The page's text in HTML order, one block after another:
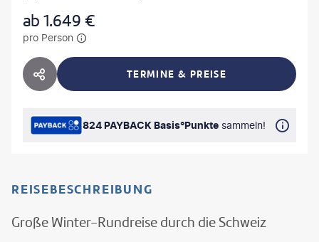
ab1.649 €
pro Person
HOTEL TEILEN TERMINE & PREISE
824 PAYBACK Basis°Punkte sammeln!
REISEBESCHREIBUNG
Große Winter-Rundreise durch die Schweiz